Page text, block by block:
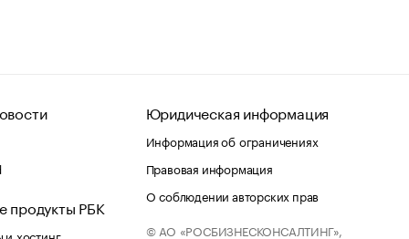
продукты РБК
хостинг
Юридическая информация
Информация об ограничениях
Правовая информация
О соблюдении авторских прав
© АО «РОСБИЗНЕСКОНСАЛТИНГ»,